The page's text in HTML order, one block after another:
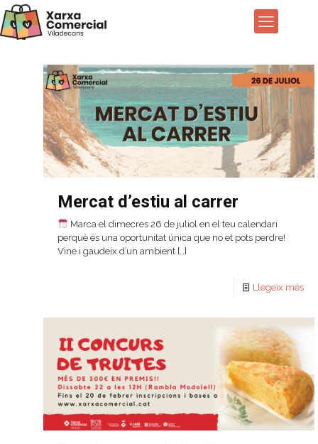
Mercat d’estiu al carrer
Marca el dimecres 26 de juliol en el teu calendari
perquè és una oportunitat única que no et pots perdre!
Vine i gaudeix d’un ambient […]
Llegeix més